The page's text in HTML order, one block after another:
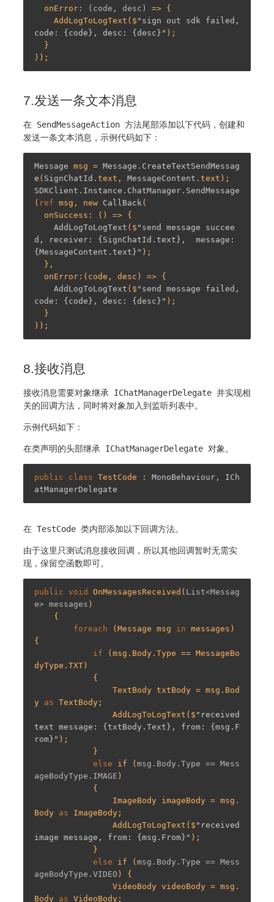
  onError:
(code, desc) => {
    AddLogToLogText($
"sign out sdk failed,
code: {code}, desc: {desc}" );
7.发送一条文本消息
在 SendMessageAction 方法尾部添加以下代码，创建和
发送一条文本消息，示例代码如下：
Message msg = Message . CreateTextSendMessag
e ( SignChatId .text, MessageContent
SDKClient . Instance . ChatManager . SendMessage
( ref msg, new CallBack (
AddLogToLogText ($ "send message succee
d, receiver: {SignChatId.text},  message:
{MessageContent.text}" );
AddLogToLogText ($ "send message failed,
code: {code}, desc: {desc}" );
8.接收消息
接收消息需要对象继承 IChatManagerDelegate 并实现相
关的回调方法，同时将对象加入到监听列表中。
示例代码如下：
在类声明的头部继承 IChatManagerDelegate 对象。
public class TestCode : MonoBehaviour , ICh
atManagerDelegate
在 TestCode 类内部添加以下回调方法。
由于这里只测试消息接收回调，所以其他回调暂时无需实
现，保留空函数即可。
public void OnMessagesReceived ( List<Messag
e> messages )
{
foreach (Message msg in messages)
{
if (msg.Body.Type == MessageBo
dyType.TXT)
y as TextBody;
                AddLogToLogText($
"received
text message: {txtBody.Text}, from: {msg.F
rom}" );
else
if (msg.Body.Type == Mess
ageBodyType.IMAGE )
{
Body as ImageBody;
                AddLogToLogText($
"received
image message, from: {msg.From}" );
else
if (msg.Body.Type == Mess
ageBodyType.VIDEO ) {
Body as VideoBody;